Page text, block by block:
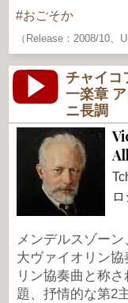
おごそか
（Release：2008/10、
チャイコ
一楽章
ニ長調
メンデルスゾー
大ヴァイオリン
リン協奏曲と称
題、抒情的な第2